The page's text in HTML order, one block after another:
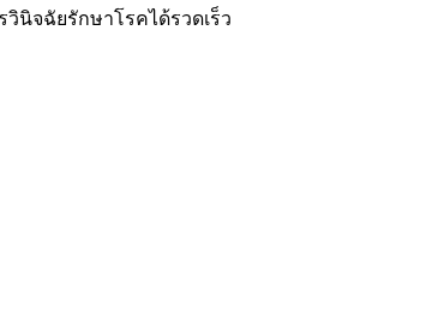
นิจฉัยรักษาโรคได้รวดเร็ว